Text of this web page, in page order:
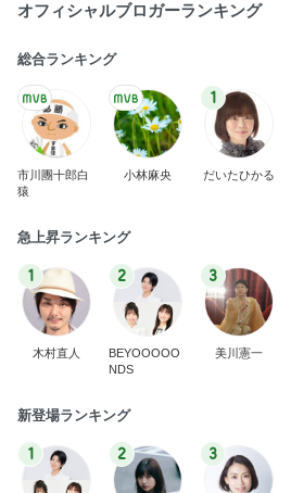
オフィシャルブロガーランキング
総合ランキング
市川團十郎白
猿
小林麻央
1
だいたひかる
急上昇ランキング
1
木村直人
2
BEYOOOOO
NDS
3
美川憲一
新登場ランキング
1 2 3